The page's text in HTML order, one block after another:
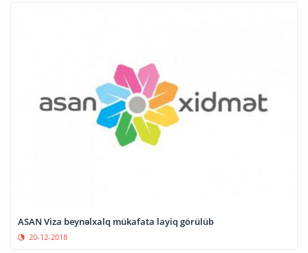
ASAN Viza beynəlxalq mükafata layiq görülüb
20-12-2018